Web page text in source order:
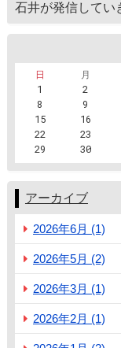
石井が発信してい
日
月
1
2
8
9
15
16
22
23
29
30
アーカイブ
2026年6月 (1)
2026年5月 (2)
2026年3月 (1)
2026年2月 (1)